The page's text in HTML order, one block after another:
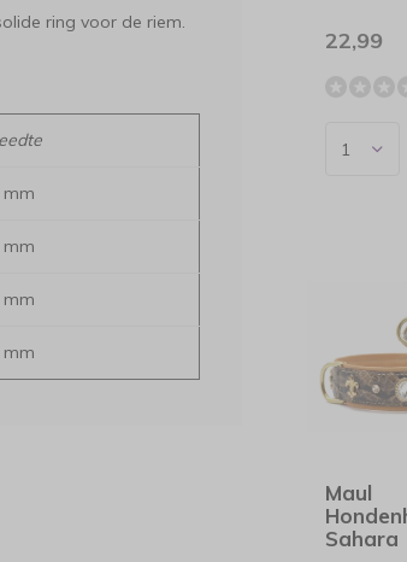
ring voor de riem.
mm
mm
mm
mm
22,99
Maul
Sahara